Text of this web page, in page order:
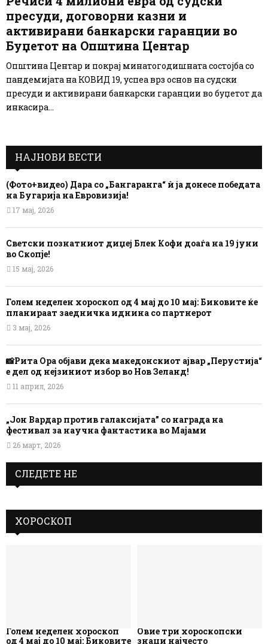
пресуди, договорни казни и
активирани банкарски гаранции во
Буџетот на Општина Центар
Општина Центар и покрај минатогодишната состојба со
пандемијата на КОВИД 19, успеа врз основ на судски
пресуди и активирани банкарски гаранции во буџетот да
инкасира...
НАЈНОВИ ВЕСТИ
(Фото+видео) Дара со „Бангаранга“ ѝ ја донесе победата
на Бугарија на Евровизија!
17 мај, 2026
Светски познатниот диџеј Блек Кофи доаѓа на 19 јуни
во Скопје!
15 мај, 2026
Голем неделен хороскоп од 4 мај до 10 мај: Биковите ќе
планираат заедничка иднина со партнерот
3 мај, 2026
📸Рита Ора објави дека македонскиот ајвар „Перустија“
е дел од нејзиниот избор во Нов Зеланд!
11 април, 2026
„Јон Вардар против галаксијата” со награда на
фестивал за научна фантастика во Мајами
26 март, 2026
СЛЕДЕТЕ НЕ
ХОРОСКОП
Голем неделен хороскоп
од 4 мај до 10 мај: Биковите
Овие три хороскопски
знаци најчесто